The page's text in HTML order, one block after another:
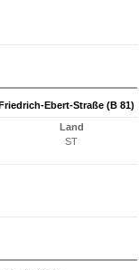
Ebert-Straße (B 81)
Land
ST